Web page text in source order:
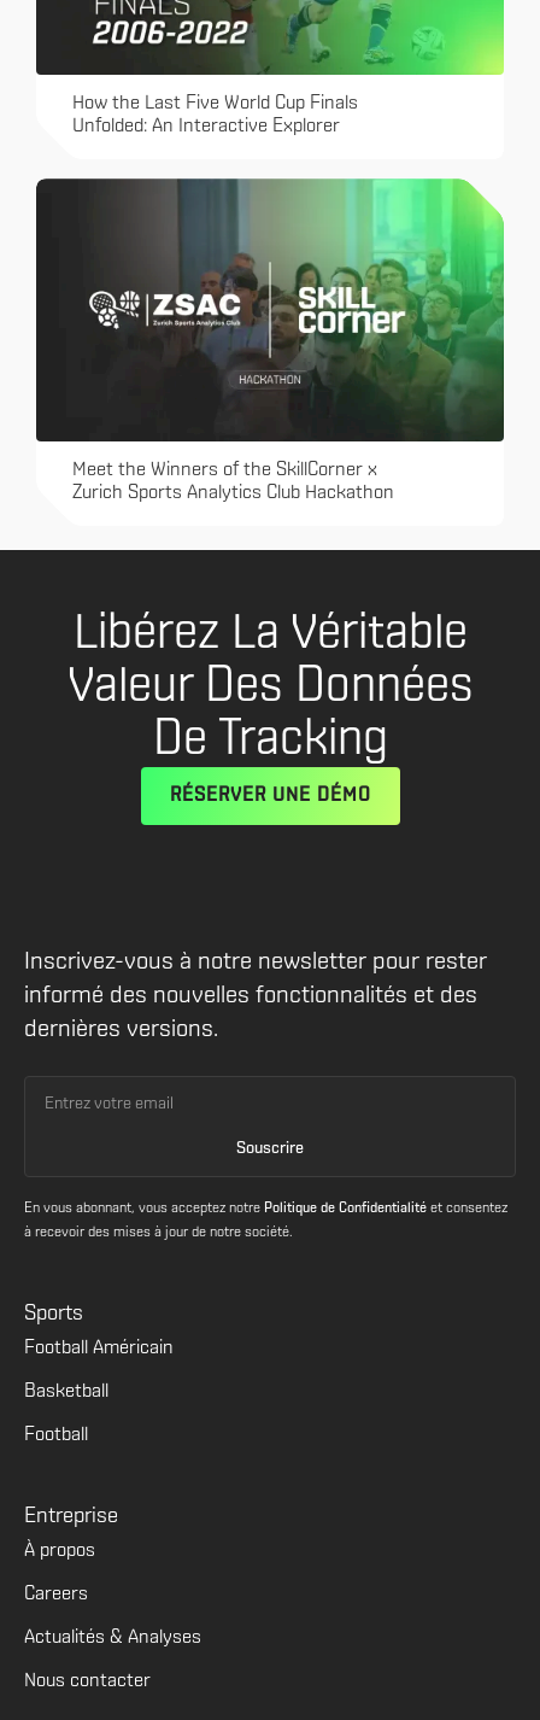
How the Last Five World Cup Finals
Unfolded: An Interactive Explorer
Meet the Winners of the SkillCorner x
Zurich Sports Analytics Club Hackathon
Libérez La Véritable
Valeur Des Données
De Tracking
RÉSERVER UNE DÉMO
Inscrivez-vous à notre newsletter pour rester
informé des nouvelles fonctionnalités et des
dernières versions.
En vous abonnant, vous acceptez notre Politique de Confidentialité et consentez
à recevoir des mises à jour de notre société.
Sports
Football Américain
Basketball
Football
Entreprise
À propos
Careers
Actualités & Analyses
Nous contacter